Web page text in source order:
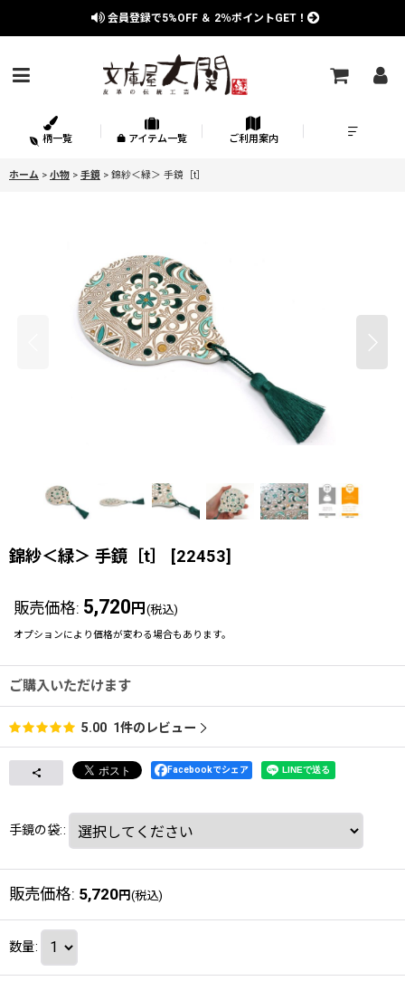
会員登録で5%OFF ＆ 2％ポイントGET！
柄一覧 アイテム一覧 ご利用案内
ホーム > 小物 > 手鏡 > 錦紗＜緑＞ 手鏡［t］
錦紗＜緑＞ 手鏡［t］ [22453]
販売価格: 5,720 円 (税込)
オプションにより価格が変わる場合もあります。
ご購入いただけます
5.00 1件のレビュー
Facebookでシェア
手鏡の袋::
販売価格: 5,720円 (税込)
数量: